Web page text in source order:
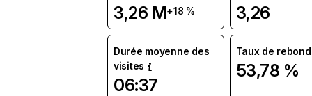
3,26 M+18 % 3,26
Durée moyenne des
visites
06:37
Taux de rebond
53,78 %